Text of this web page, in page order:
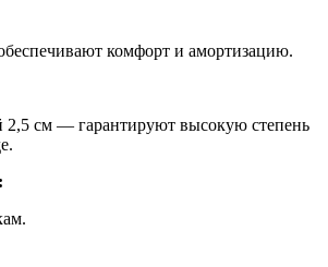
комфорт и амортизацию.
2,5 см — гарантируют высокую степень